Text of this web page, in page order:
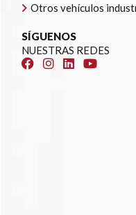
Otros vehículos
SÍGUENOS
NUESTRAS REDES